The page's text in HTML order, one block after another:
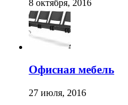
8 октября, 2016
Офисная мебель
27 июля, 2016